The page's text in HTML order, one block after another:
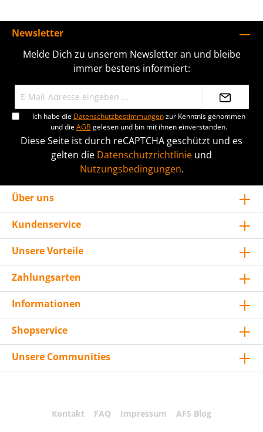
Newsletter
Melde Dich zu unserem Newsletter an und bleibe
immer bestens informiert:
Ich habe die Datenschutzbestimmungenzur Kenntnis genommen
und dieAGB gelesen und bin mit ihnen einverstanden.
Diese Seite ist durch reCAPTCHA geschützt und es
gelten die Datenschutzrichtlinie und
Nutzungsbedingungen.
Über uns
Kundenservice
Unsere Vorteile
Zahlungsarten
Informationen
Shopservice
Unsere Communities
Kontakt FAQ Impressum AFS Blog